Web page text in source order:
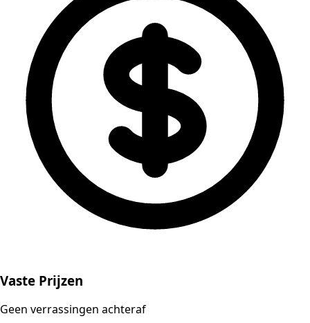
Vaste Prijzen
Geen verrassingen achteraf